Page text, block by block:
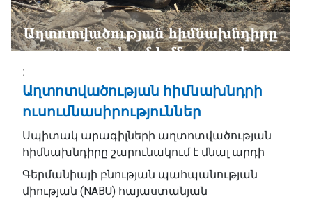
Աղտոտվածության հիմնախնդրի
ուսումնասիրություններ
Սպիտակ արագիլների աղտոտվածության
հիմնախնդիրը շարունակում է մնալ արդի
Գերմանիայի բնության պահպանության
միության (NABU) հայաստանյան